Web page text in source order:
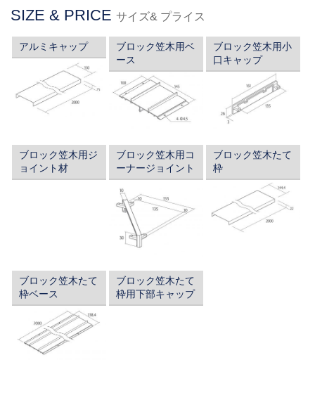
SIZE & PRICE サイズ& プライス
アルミキャップ
ブロック笠木用ベ
ース
ブロック笠木用小
口キャップ
ブロック笠木用ジ
ョイント材
ブロック笠木用コ
ーナージョイント
ブロック笠木たて
枠
ブロック笠木たて
枠ベース
ブロック笠木たて
枠用下部キャップ